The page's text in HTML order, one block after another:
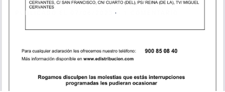
PUBLICADO EL